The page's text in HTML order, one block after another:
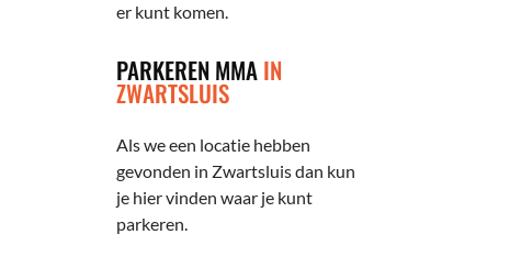
er kunt komen.
PARKEREN MMAIN
ZWARTSLUIS
Als we een locatie hebben
gevonden in Zwartsluis dan kun
je hier vinden waar je kunt
parkeren.